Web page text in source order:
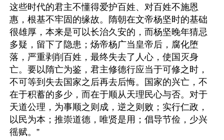
这些时代的君主不懂得爱护百姓、对百姓不施恩
惠，根基不牢固的缘故。隋朝在文帝杨坚时的基础
很雄厚，本来是可以长治久安的，而杨坚晚年猜忌
多疑，留下了隐患；炀帝杨广当皇帝后，腐化堕
落，严重剥削百姓，最终失去了人心，使国灭身
亡。要以隋亡为鉴，君主修德行应当于可修之时，
不可等到失去国家之后再去后悔。国家的兴亡，不
在于积蓄的多少，而在于顺从天理民心与否。对于
天道公理，为事顺之则成，逆之则败；实行仁政，
以民为本；推崇道德，唯贤是用；倡导节俭，少兴
徭赋。”